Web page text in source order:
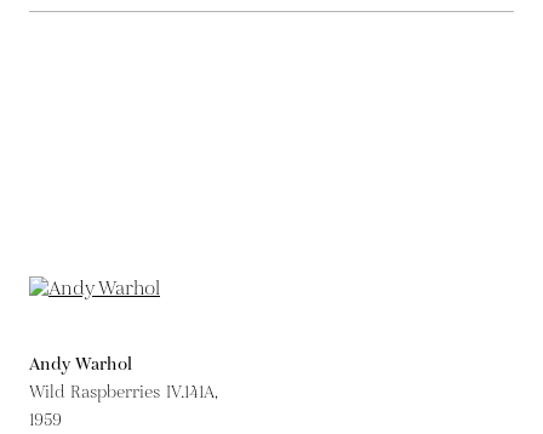
Andy Warhol
Wild Raspberries IV.141A,
1959